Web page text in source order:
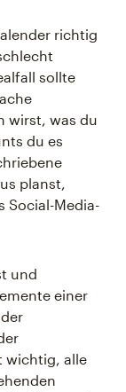
richtig
sollte
wirst, was du
du es
planst,
Social-Media-
und
einer
wichtig, alle